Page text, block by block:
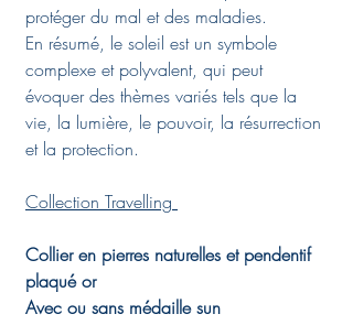
protéger du mal et des maladies.
En résumé, le soleil est un symbole
complexe et polyvalent, qui peut
évoquer des thèmes variés tels que la
vie, la lumière, le pouvoir, la résurrection
et la protection.
Collection Travelling
Collier en pierres naturelles et pendentif
plaqué or
Avec ou sans médaille sun